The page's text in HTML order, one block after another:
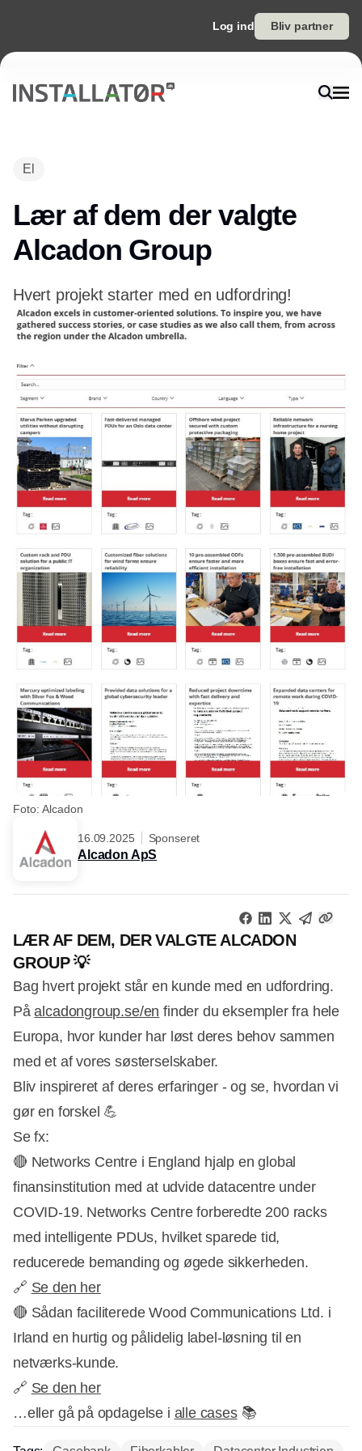
Log ind Bliv partner
El
Lær af dem der valgte
Alcadon Group
Hvert projekt starter med en udfordring!
Foto: Alcadon
16.09.2025 Sponseret
Alcadon ApS
LÆR AF DEM, DER VALGTE ALCADON
GROUP 💡
Bag hvert projekt står en kunde med en udfordring.
Påalcadongroup.se/en finder du eksempler fra hele
Europa, hvor kunder har løst deres behov sammen
med et af vores søsterselskaber.
Bliv inspireret af deres erfaringer - og se, hvordan vi
gør en forskel 💪
Se fx:
🔴 Networks Centre i England hjalp en global
finansinstitution med at udvide datacentre under
COVID-19. Networks Centre forberedte 200 racks
med intelligente PDUs, hvilket sparede tid,
reducerede bemanding og øgede sikkerheden.
🔗 Se den her
🔴 Sådan faciliterede Wood Communications Ltd. i
Irland en hurtig og pålidelig label-løsning til en
netværks-kunde.
🔗 Se den her
…eller gå på opdagelse i alle cases📚